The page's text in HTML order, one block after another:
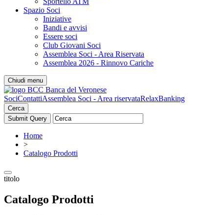
Spazio Soci
Iniziative
Bandi e avvisi
Essere soci
Club Giovani Soci
Assemblea Soci - Area Riservata
Assemblea 2026 - Rinnovo Cariche
Chiudi menu
SociContattiAssemblea Soci - Area riservataRelaxBanking
Cerca
Home
>
Catalogo Prodotti
titolo
Catalogo Prodotti